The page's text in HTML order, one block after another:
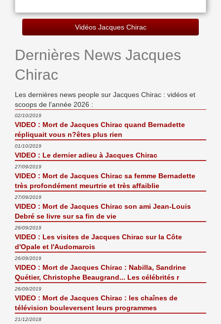
Vidéos Jacques Chirac
Dernières News Jacques
Chirac
Les dernières news people sur Jacques Chirac : vidéos et
scoops de l'année 2026 :
02/10/2019
VIDEO : Mort de Jacques Chirac quand Bernadette
répliquait vous n?êtes plus rien
01/10/2019
VIDEO : Le dernier adieu à Jacques Chirac
27/09/2019
VIDEO : Mort de Jacques Chirac sa femme Bernadette
très profondément meurtrie et très affaiblie
27/09/2019
VIDEO : Mort de Jacques Chirac son ami Jean-Louis
Debré se livre sur sa fin de vie
26/09/2019
VIDEO : Les visites de Jacques Chirac sur la Côte
d'Opale et l'Audomarois
26/09/2019
VIDEO : Mort de Jacques Chirac : Nabilla, Sandrine
Quétier, Christophe Beaugrand... Les célébrités r
26/09/2019
VIDEO : Mort de Jacques Chirac : les chaînes de
télévision bouleversent leurs programmes
21/12/2018